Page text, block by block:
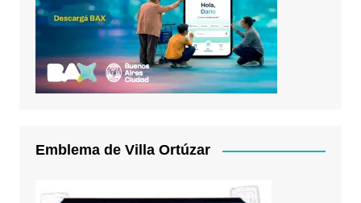
Emblema de Villa Ortúzar